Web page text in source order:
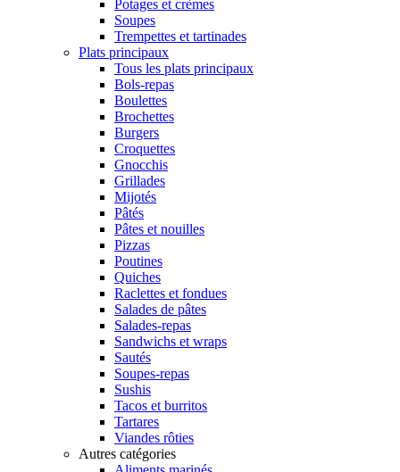
Potages et crèmes
Soupes
Trempettes et tartinades
Plats principaux
Tous les plats principaux
Bols-repas
Boulettes
Brochettes
Burgers
Croquettes
Gnocchis
Grillades
Mijotés
Pâtés
Pâtes et nouilles
Pizzas
Poutines
Quiches
Raclettes et fondues
Salades de pâtes
Salades-repas
Sandwichs et wraps
Sautés
Soupes-repas
Sushis
Tacos et burritos
Tartares
Viandes rôties
Autres catégories